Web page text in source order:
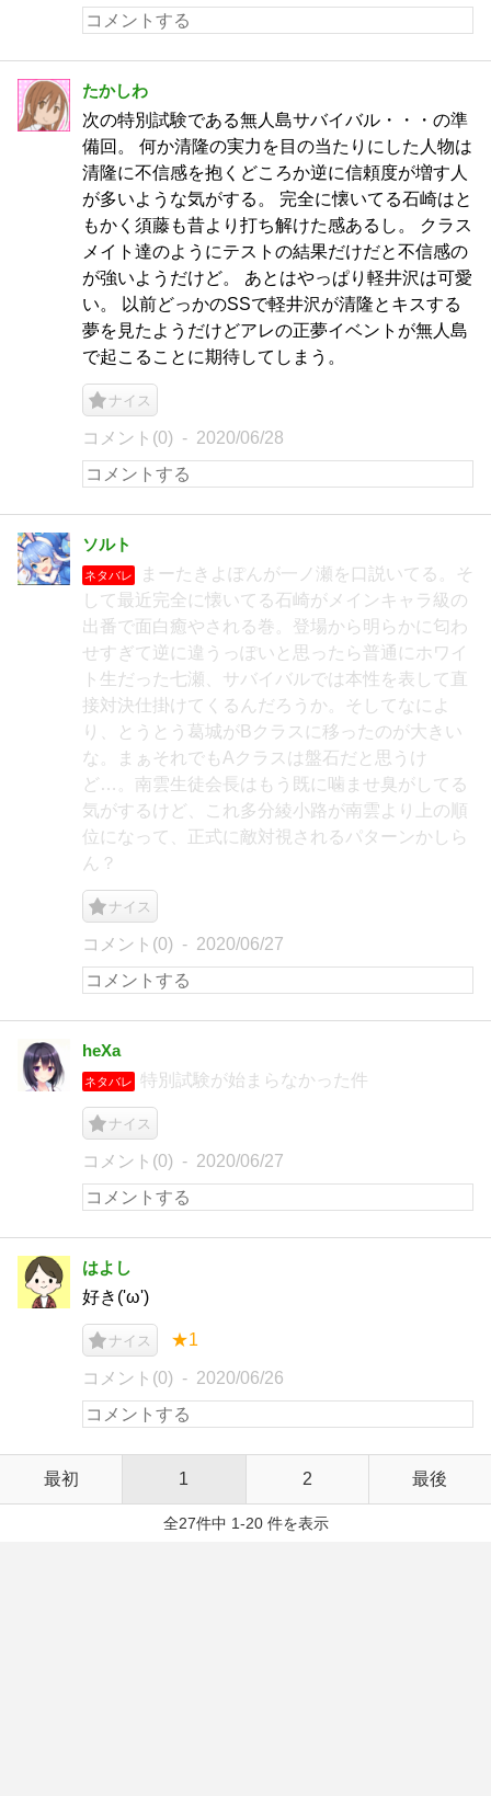
たかしわ
次の特別試験である無人島サバイバル・・・の準
備回。 何か清隆の実力を目の当たりにした人物は
清隆に不信感を抱くどころか逆に信頼度が増す人
が多いような気がする。 完全に懐いてる石崎はと
もかく須藤も昔より打ち解けた感あるし。 クラス
メイト達のようにテストの結果だけだと不信感の
が強いようだけど。 あとはやっぱり軽井沢は可愛
い。 以前どっかのSSで軽井沢が清隆とキスする
夢を見たようだけどアレの正夢イベントが無人島
で起こることに期待してしまう。
ナイス
コメント(0) 2020/06/28
ソルト
ネタバレ
まーたきよぽんが一ノ瀬を口説いてる。そ
して最近完全に懐いてる石崎がメインキャラ級の
出番で面白癒やされる巻。登場から明らかに匂わ
せすぎて逆に違うっぽいと思ったら普通にホワイ
ト生だった七瀬、サバイバルでは本性を表して直
接対決仕掛けてくるんだろうか。そしてなによ
り、とうとう葛城がBクラスに移ったのが大きい
な。まぁそれでもAクラスは盤石だと思うけ
ど…。南雲生徒会長はもう既に噛ませ臭がしてる
気がするけど、これ多分綾小路が南雲より上の順
位になって、正式に敵対視されるパターンかしら
ん？
ナイス
コメント(0) 2020/06/27
heXa
ネタバレ 特別試験が始まらなかった件
ナイス
コメント(0) 2020/06/27
はよし
好き('ω')
ナイス ★1
コメント(0) 2020/06/26
最初 1 2 最後
全27件中 1-20 件を表示